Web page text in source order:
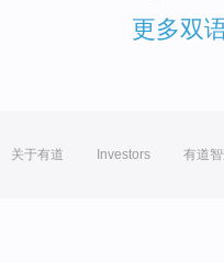
更多双
关于有道 Investors 有道